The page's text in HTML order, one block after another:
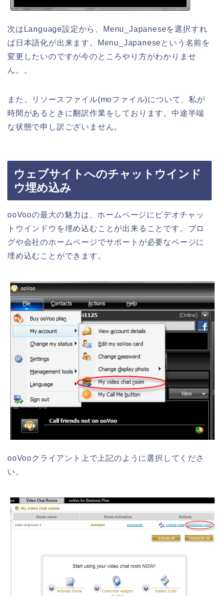
次はLanguage設定から、Menu_Japaneseを選択すれ
ば日本語化が出来ます。Menu_Japaneseという名前を
変更したいのですが今のところやり方がわかりませ
ん。。
また、リソースファイル(moファイル)について、私が
時間があるときに翻訳作業をしております。中途半端
な状態で申し訳ございません。
ウェブサイトへのチャットウインド
ウ埋め込み
ooVooの最大の魅力は、ホームページにビデオチャッ
トウインドウを埋め込むことが出来ることです。ブロ
グや会社のホームページでサポートが必要なページに
埋め込むことができます。
ooVooクライアント上で上記のように選択してくださ
い。